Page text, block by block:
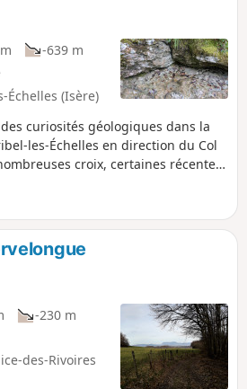
-639 m
Échelles (Isère)
curiosités géologiques dans la
les-Échelles en direction du Col
croix, certaines récentes,
dégagés vous aurez un
et la plaine en direction des
du Pont. Pour essayer d'éviter le
vous emprunterez certains sentiers
sont pas toujours figurés sur la
-230 m
des-Rivoires